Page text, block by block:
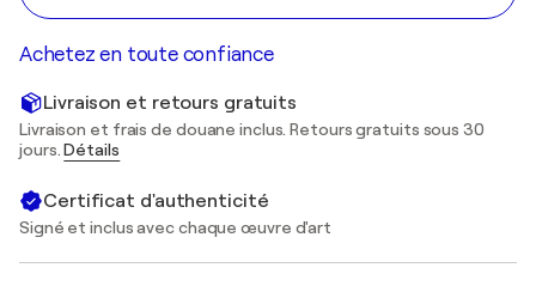
Achetez en toute confiance
Livraison et retours gratuits
Livraison et frais de douane inclus. Retours gratuits sous 30
jours.Détails
Certificat d'authenticité
Signé et inclus avec chaque œuvre d'art